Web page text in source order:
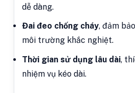
dễ dàng.
Đai đeo chống cháy, đảm
môi trường khắc nghiệt.
Thời gian sử dụng lâu dài,
nhiệm vụ kéo dài.